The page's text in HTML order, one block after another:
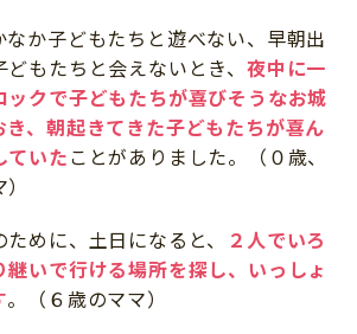
か子どもたちと遊べない、早朝出
もたちと会えないとき、 夜中に一
ックで子どもたちが喜びそうなお城
、朝起きてきた子どもたちが喜ん
ていたことがありました。（０歳、
ために、土日になると、
２人でいろ
いで行ける場所を探し、いっしょ
。（６歳のママ）